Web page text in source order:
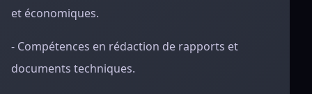
et économiques.
- Compétences en rédaction de rapports et
documents techniques.